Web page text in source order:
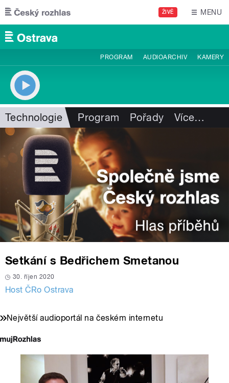
Přejít k hlavnímu obsahu
ŽIVĚ MENU
PROGRAM AUDIOARCHIV KAMERY
Technologie Program Pořady Více…
Setkání s Bedřichem Smetanou
30. říjen 2020
Host ČRo Ostrava
Největší audioportál na českém internetu